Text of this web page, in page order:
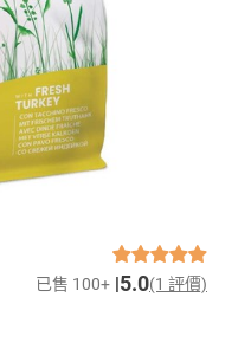
已售 100+ 5.0(1 評價)